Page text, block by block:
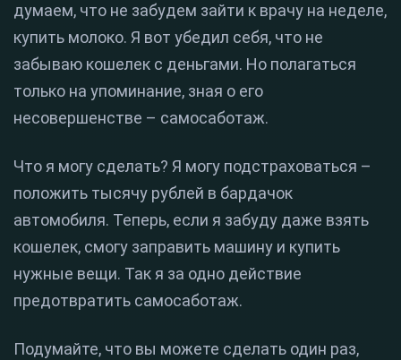
думаем, что не забудем зайти к врачу на неделе,
купить молоко. Я вот убедил себя, что не
забываю кошелек с деньгами. Но полагаться
только на упоминание, зная о его
несовершенстве – самосаботаж.
Что я могу сделать? Я могу подстраховаться –
положить тысячу рублей в бардачок
автомобиля. Теперь, если я забуду даже взять
кошелек, смогу заправить машину и купить
нужные вещи. Так я за одно действие
предотвратить самосаботаж.
Подумайте, что вы можете сделать один раз,